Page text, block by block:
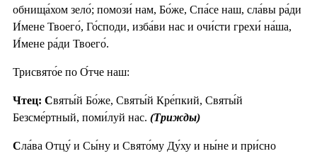
обнища́хом зело́; помози́ нам, Бо́же, Спа́се наш, сла́вы ра́ди
И́мене Твоего́, Го́споди, изба́ви нас и очи́сти грехи́ на́ша,
И́мене ра́ди Твоего́.
Трисвято́е по О́тче наш:
Чтец: Святы́й Бо́же, Святы́й Кре́пкий, Святы́й
Безсме́ртный, поми́луй нас. (Трижды)
Сла́ва Отцу́ и Сы́ну и Свято́му Ду́ху и ны́не и при́сно